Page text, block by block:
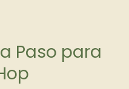
Paso para